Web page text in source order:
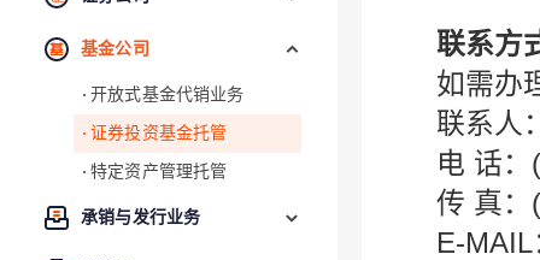
基金公司
开放式基金代销业务
证券投资基金托管
特定资产管理托管
承销与发行业务
联系方
如需办
联系人
电 话
传 真：
E-